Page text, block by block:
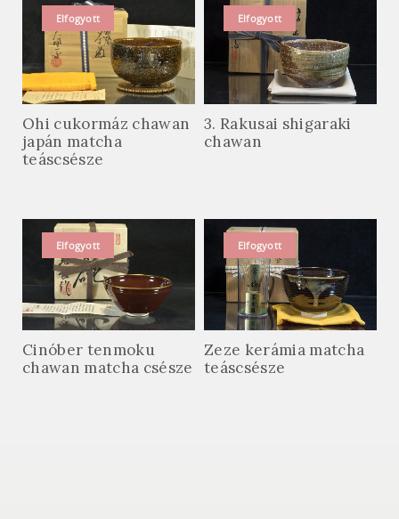
Elfogyott
Ohi cukormáz chawan
japán matcha
teáscsésze
Elfogyott
3. Rakusai shigaraki
chawan
Elfogyott
Cinóber tenmoku
chawan matcha csésze
Elfogyott
Zeze kerámia matcha
teáscsésze